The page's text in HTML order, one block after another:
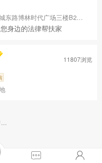
来宾市武宣县武宣镇城东路博林时代广场三楼B2办公室
身边的法律帮扶家
11807浏览